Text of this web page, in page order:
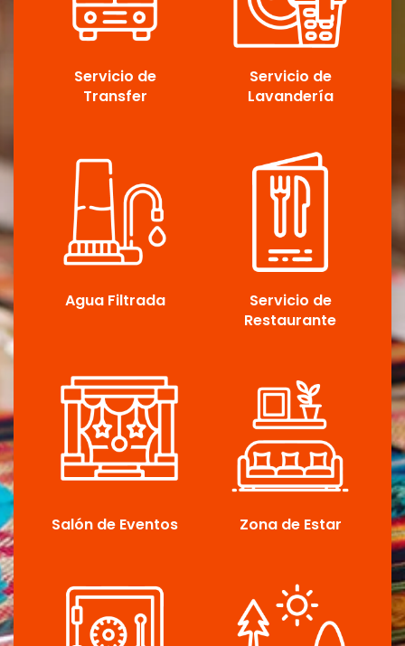
Servicio de
Transfer
Servicio de
Lavandería
Agua Filtrada
Servicio de
Restaurante
Salón de Eventos Zona de Estar